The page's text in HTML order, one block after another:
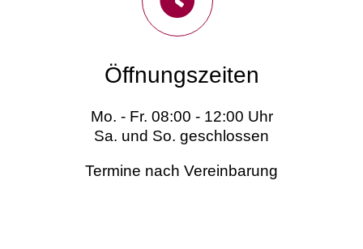
Öffnungszeiten
Mo. - Fr. 08:00 - 12:00 Uhr
Sa. und So. geschlossen
Termine nach Vereinbarung